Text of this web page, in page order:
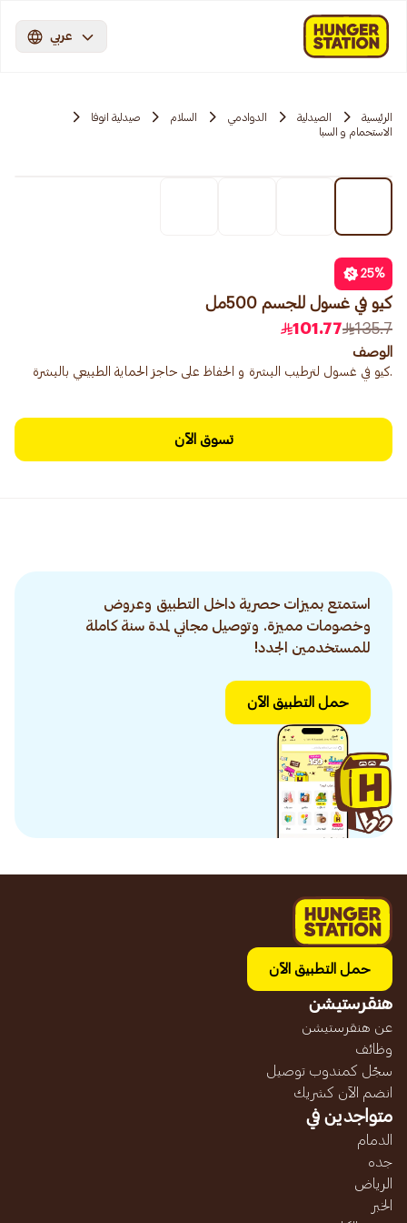
عربي
الرئيسية الصيدلية الدوادمي السلام
صيدلية انوفا
الاستحمام و السبا
25%
كيو في غسول للجسم 500مل
135.7
101.77
الوصف
.كيو في غسول لترطيب البشرة و الحفاظ على حاجز الحماية الطبيعي بالبشرة
تسوق الآن
استمتع بميزات حصرية داخل التطبيق وعروض
وخصومات مميزة. وتوصيل مجاني لمدة سنة كاملة
للمستخدمين الجدد!
حمل التطبيق الآن
حمل التطبيق الآن
هنقرستيشن
عن هنقرستيشن
وظائف
سجّل كمندوب توصيل
انضم الآن كشريك
متواجدين في
الدمام
جده
الرياض
الخبر